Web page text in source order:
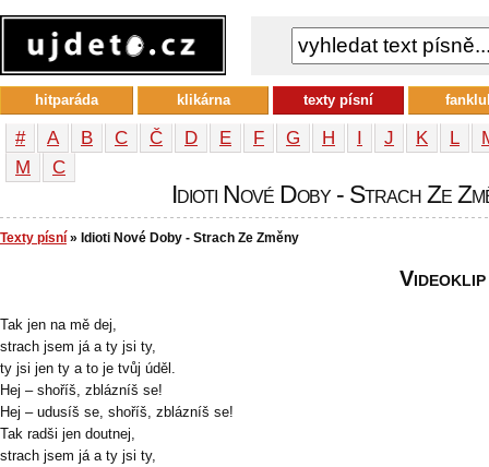
# A B C Č D E F G H I J K L
М
С
Idioti Nové Doby - Strach Ze
Texty písní » Idioti Nové Doby - Strach Ze Změny
Tak jen na mě dej,
strach jsem já a ty jsi ty,
ty jsi jen ty a to je tvůj úděl.
Hej – shoříš, zblázníš se!
Hej – udusíš se, shoříš, zblázníš se!
Tak radši jen doutnej,
strach jsem já a ty jsi ty,
Videoklip
hitparáda klikárna texty písní